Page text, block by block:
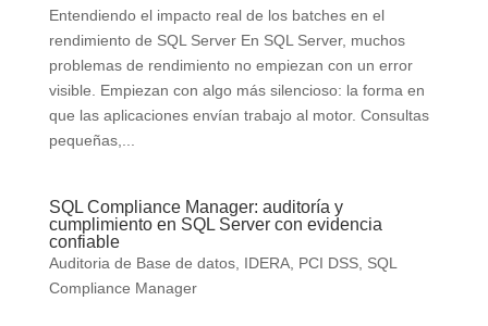
Entendiendo el impacto real de los batches en el
rendimiento de SQL Server En SQL Server, muchos
problemas de rendimiento no empiezan con un error
visible. Empiezan con algo más silencioso: la forma en
que las aplicaciones envían trabajo al motor. Consultas
pequeñas,...
SQL Compliance Manager: auditoría y
cumplimiento en SQL Server con evidencia
confiable
Auditoria de Base de datos, IDERA, PCI DSS, SQL
Compliance Manager